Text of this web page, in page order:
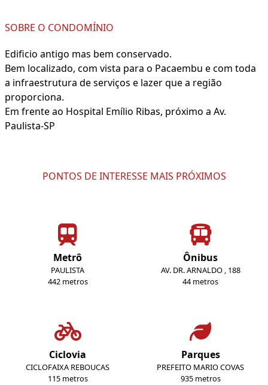
SOBRE O CONDOMÍNIO
Edificio antigo mas bem conservado.
Bem localizado, com vista para o Pacaembu e com toda
a infraestrutura de serviços e lazer que a região
proporciona.
Em frente ao Hospital Emílio Ribas, próximo a Av.
Paulista-SP
PONTOS DE INTERESSE MAIS PRÓXIMOS
Metrô
PAULISTA
442 metros
Ônibus
AV. DR. ARNALDO , 188
44 metros
Ciclovia
CICLOFAIXA REBOUCAS
115 metros
Parques
PREFEITO MARIO COVAS
935 metros